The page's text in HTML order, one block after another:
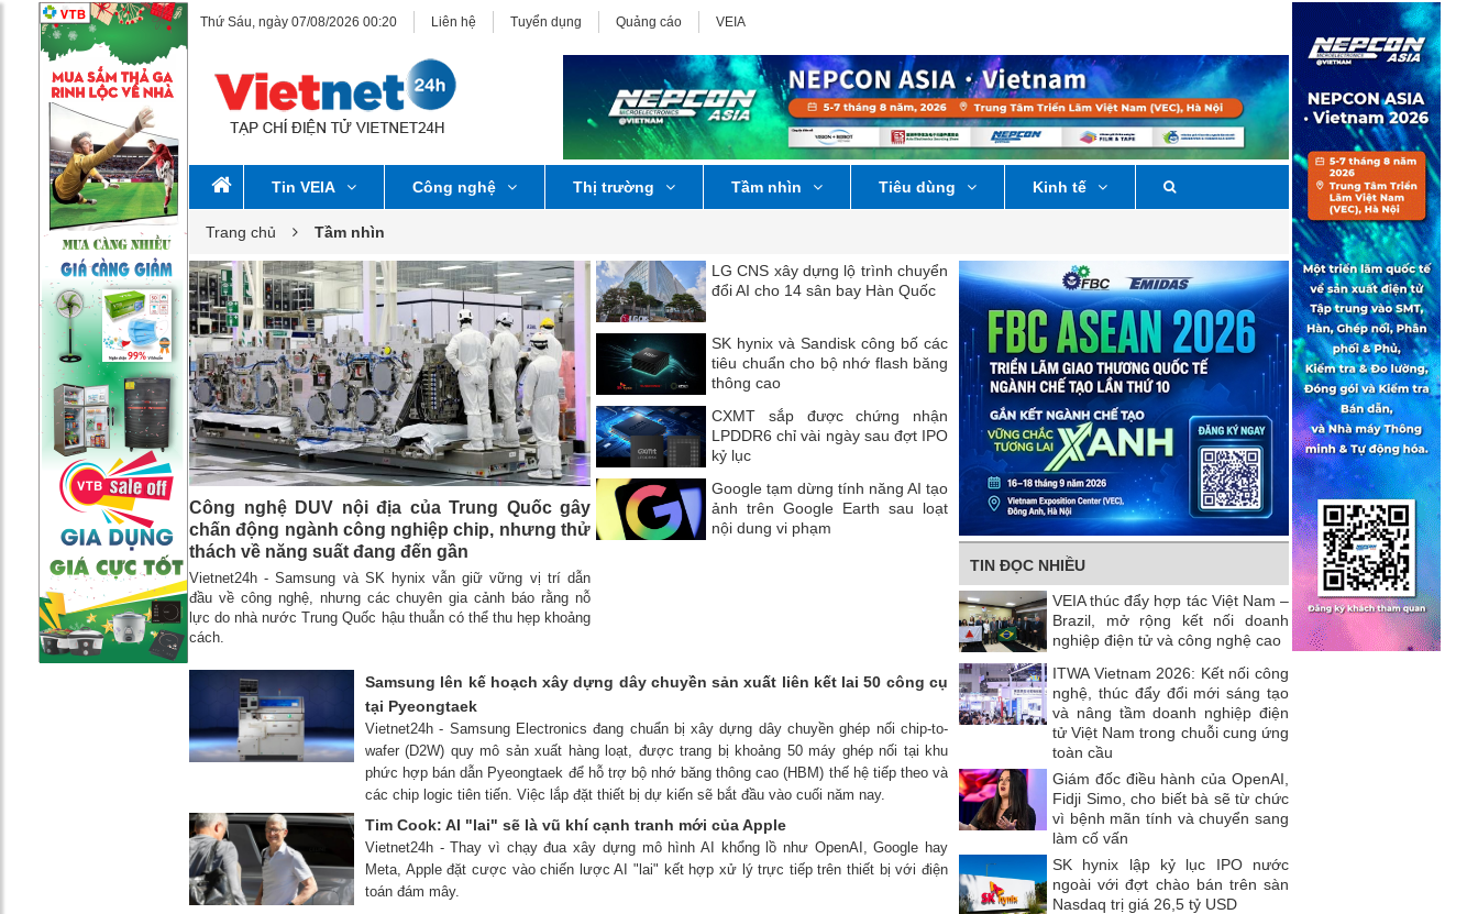
Thứ Sáu, ngày 07/08/2026 00:20 Liên hệ Tuyển dụng Quảng cáo VEIA
Tin VEIA Công nghệ Thị trường Tầm nhìn Tiêu dùng Kinh tế
Trang chủ Tầm nhìn
Công nghệ DUV nội địa của Trung Quốc gây
chấn động ngành công nghiệp chip, nhưng thử
thách về năng suất đang đến gần
Vietnet24h - Samsung và SK hynix vẫn giữ vững vị trí dẫn
đầu về công nghệ, nhưng các chuyên gia cảnh báo rằng nỗ
lực do nhà nước Trung Quốc hậu thuẫn có thể thu hẹp khoảng
cách.
LG CNS xây dựng lộ trình chuyển
đổi AI cho 14 sân bay Hàn Quốc
SK hynix và Sandisk công bố các
tiêu chuẩn cho bộ nhớ flash băng
thông cao
CXMT sắp được chứng nhận
LPDDR6 chỉ vài ngày sau đợt IPO
kỷ lục
Google tạm dừng tính năng AI tạo
ảnh trên Google Earth sau loạt
nội dung vi phạm
Samsung lên kế hoạch xây dựng dây chuyền sản xuất liên kết lai 50 công cụ
tại Pyeongtaek
Vietnet24h - Samsung Electronics đang chuẩn bị xây dựng dây chuyền ghép nối chip-to-
wafer (D2W) quy mô sản xuất hàng loạt, được trang bị khoảng 50 máy ghép nối tại khu
phức hợp bán dẫn Pyeongtaek để hỗ trợ bộ nhớ băng thông cao (HBM) thế hệ tiếp theo và
các chip logic tiên tiến. Việc lắp đặt thiết bị dự kiến ​​sẽ bắt đầu vào cuối năm nay.
Tim Cook: AI "lai" sẽ là vũ khí cạnh tranh mới của Apple
Vietnet24h - Thay vì chạy đua xây dựng mô hình AI khổng lồ như OpenAI, Google hay
Meta, Apple đặt cược vào chiến lược AI "lai" kết hợp xử lý trực tiếp trên thiết bị với điện
toán đám mây.
TIN ĐỌC NHIỀU
VEIA thúc đẩy hợp tác Việt Nam –
Brazil, mở rộng kết nối doanh
nghiệp điện tử và công nghệ cao
ITWA Vietnam 2026: Kết nối công
nghệ, thúc đẩy đổi mới sáng tạo
và nâng tầm doanh nghiệp điện
tử Việt Nam trong chuỗi cung ứng
toàn cầu
Giám đốc điều hành của OpenAI,
Fidji Simo, cho biết bà sẽ từ chức
vì bệnh mãn tính và chuyển sang
làm cố vấn
SK hynix lập kỷ lục IPO nước
ngoài với đợt chào bán trên sàn
Nasdaq trị giá 26,5 tỷ USD